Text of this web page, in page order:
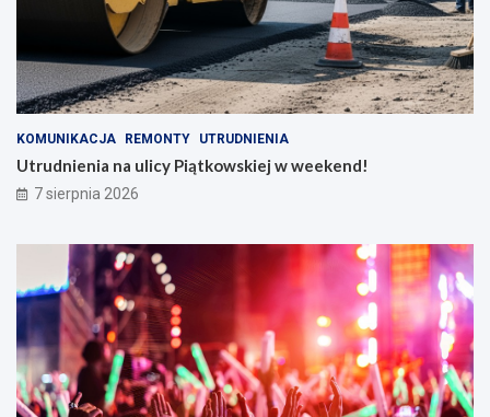
KOMUNIKACJA REMONTY UTRUDNIENIA
Utrudnienia na ulicy Piątkowskiej w weekend!
7 sierpnia 2026